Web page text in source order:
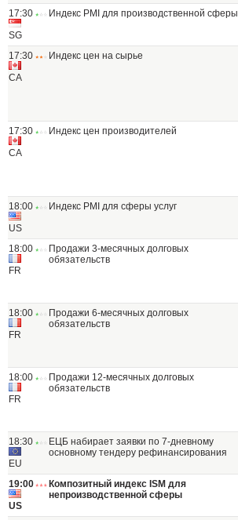
17:30
SG
Индекс PMI для производственной сферы
17:30
CA
Индекс цен на сырье
17:30
CA
Индекс цен производителей
18:00
US
Индекс PMI для сферы услуг
18:00
FR
Продажи 3-месячных долговых
обязательств
18:00
FR
Продажи 6-месячных долговых
обязательств
18:00
FR
Продажи 12-месячных долговых
обязательств
18:30
EU
ЕЦБ набирает заявки по 7-дневному
основному тендеру рефинансирования
19:00
US
Композитный индекс ISM для
непроизводственной сферы